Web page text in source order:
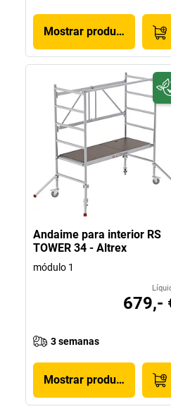
Mostrar produto
Andaime para interior RS
TOWER 34 - Altrex
módulo 1
679,-
3 semanas
Mostrar produto